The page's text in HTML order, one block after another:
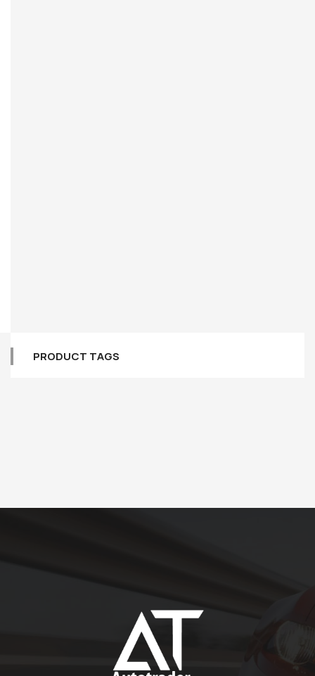
PRODUCT TAGS